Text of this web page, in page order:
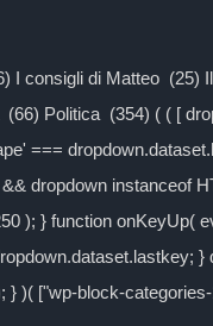
I consigli di Matteo
Politica (354) ( ( [
===
dropdown instanceof
); } function onKeyUp(
} )( ["wp-block-